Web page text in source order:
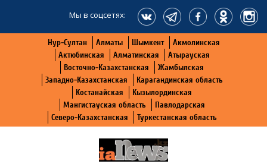
Мы в соцсетях:
Нур-Султан Алматы Шымкент
Акмолинская
Актюбинская
Алматинская
Атырауская
Восточно-Казахстанская
Жамбылская
Западно-Казахстанская
Карагандинская область
Костанайская
Кызылординская
Мангистауская область
Павлодарская
Северо-Казахстанская
Туркестанская область